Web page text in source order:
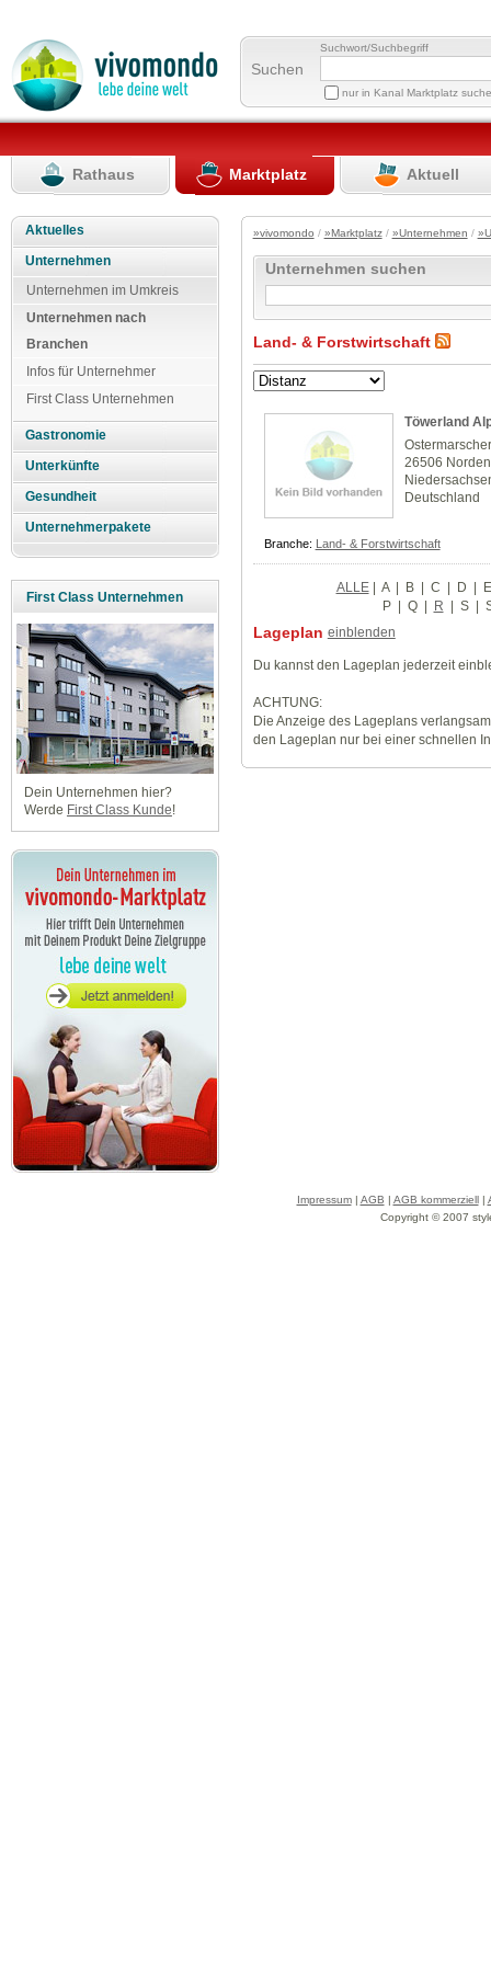
Suchen
Suchwort/Suchbegriff
nur in Kanal Marktplatz
Rathaus Marktplatz Aktuell
Aktuelles
Unternehmen
Unternehmen im Umkreis
Unternehmen nach
Branchen
Infos für Unternehmer
First Class Unternehmen
Gastronomie
Unterkünfte
Gesundheit
Unternehmerpakete
First Class Unternehmen
Dein Unternehmen hier?
Werde First Class Kunde!
»vivomondo / »Marktplatz/ »Unternehmen /
Unternehmen suchen
Land- & Forstwirtschaft
Töwerland
26506
Deutschland
Branche: Land- & Forstwirtschaft
ALLE| A | B | C | D |
P | Q | R | S |
Lageplan einblenden
Du kannst den Lageplan jederzeit
ACHTUNG:
Die Anzeige des Lageplans
den Lageplan nur bei einer schnellen
Impressum| AGB | AGB kommerziell|
Copyright © 2007